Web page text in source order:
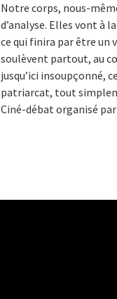
Notre corps, nous-
d’analyse. Elles vont à
ce qui finira par être un
soulèvent partout, au
jusqu’ici insoupçonné,
patriarcat, tout
Ciné-débat organisé